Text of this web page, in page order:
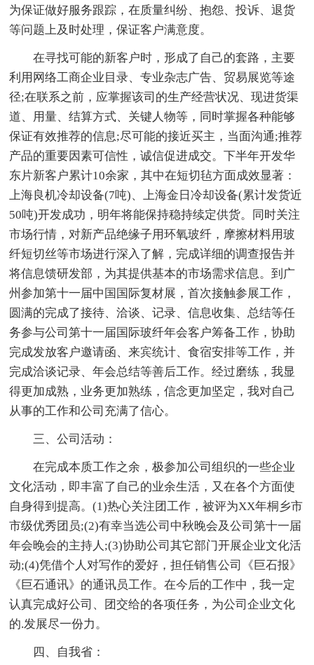
为保证做好服务跟踪，在质量纠纷、抱怨、投诉、退货
等问题上及时处理，保证客户满意度。
在寻找可能的新客户时，形成了自己的套路，主要
利用网络工商企业目录、专业杂志广告、贸易展览等途
径;在联系之前，应掌握该司的生产经营状况、现进货渠
道、用量、结算方式、关键人物等，同时掌握各种能够
保证有效推荐的信息;尽可能的接近买主，当面沟通;推荐
产品的重要因素可信性，诚信促进成交。下半年开发华
东片新客户累计10余家，其中在短切毡方面成效显著：
上海良机冷却设备(7吨)、上海金日冷却设备(累计发货近
50吨)开发成功，明年将能保持稳持续定供货。同时关注
市场行情，对新产品绝缘子用环氧玻纤，摩擦材料用玻
纤短切丝等市场进行深入了解，完成详细的调查报告并
将信息馈研发部，为其提供基本的市场需求信息。到广
州参加第十一届中国国际复材展，首次接触参展工作，
圆满的完成了接待、洽谈、记录、信息收集、总结等任
务参与公司第十一届国际玻纤年会客户筹备工作，协助
完成发放客户邀请函、来宾统计、食宿安排等工作，并
完成洽谈记录、年会总结等善后工作。经过磨练，我显
得更加成熟，业务更加熟练，信念更加坚定，我对自己
从事的工作和公司充满了信心。
三、公司活动：
在完成本质工作之余，极参加公司组织的一些企业
文化活动，即丰富了自己的业余生活，又在各个方面使
自身得到提高。(1)热心关注团工作，被评为XX年桐乡市
市级优秀团员;(2)有幸当选公司中秋晚会及公司第十一届
年会晚会的主持人;(3)协助公司其它部门开展企业文化活
动;(4)凭借个人对写作的爱好，担任销售公司《巨石报》
《巨石通讯》的通讯员工作。在今后的工作中，我一定
认真完成好公司、团交给的各项任务，为公司企业文化
的.发展尽一份力。
四、自我省：